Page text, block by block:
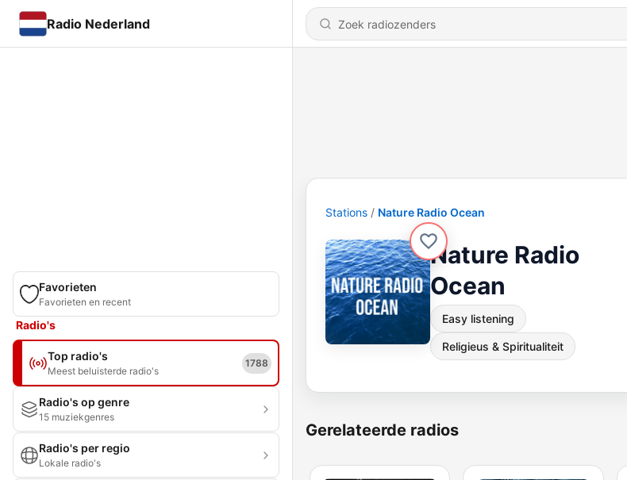
Radio Nederland
Favorieten
Favorieten en recent
Radio's
Top radio's
Meest beluisterde radio's
1788
Radio's op genre
15 muziekgenres
Radio's per regio
Lokale radio's
Stations Nature Radio Ocean
Nature Radio
Ocean
Easy listening
Religieus & Spiritualiteit
Gerelateerde radios